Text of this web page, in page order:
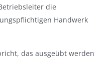
die
Handwerk
das ausgeübt werden